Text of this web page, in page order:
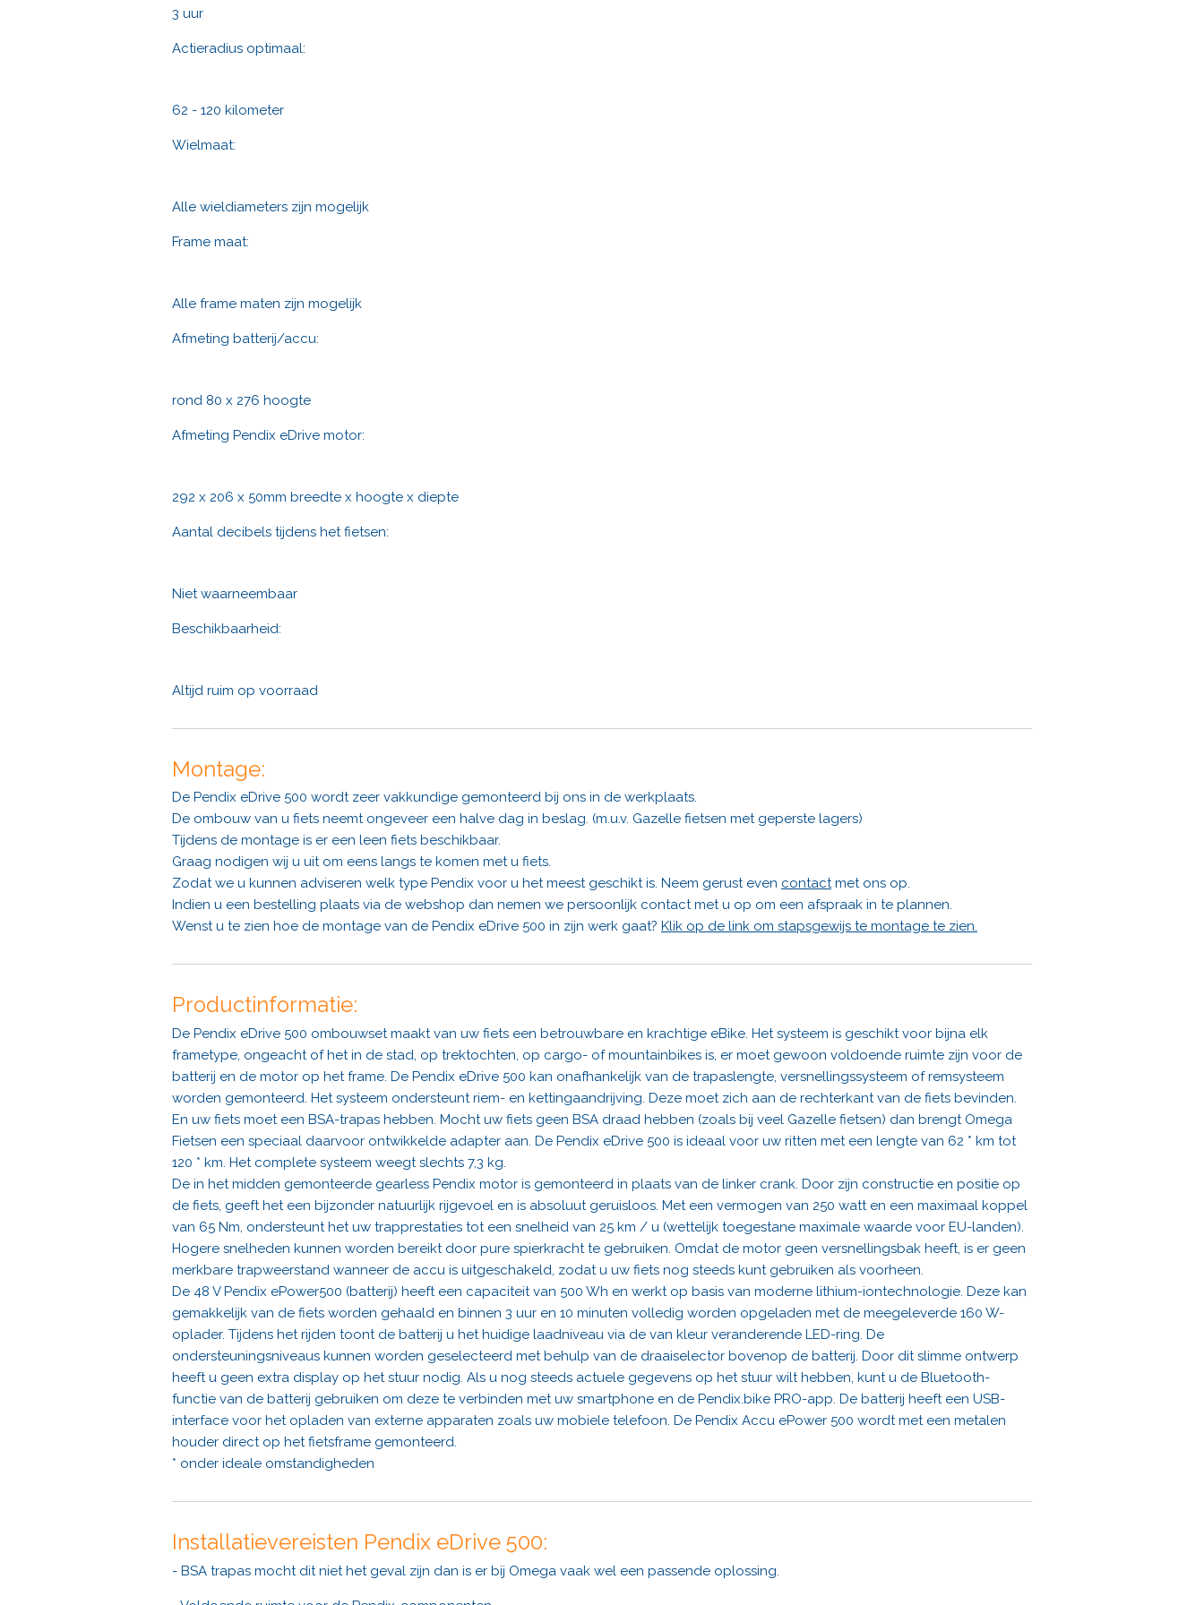
3 uur
Actieradius optimaal:
62 - 120 kilometer
Wielmaat:
Alle wieldiameters zijn mogelijk
Frame maat:
Alle frame maten zijn mogelijk
Afmeting batterij/accu:
rond 80 x 276 hoogte
Afmeting Pendix eDrive motor:
292 x 206 x 50mm breedte x hoogte x diepte
Aantal decibels tijdens het fietsen:
Niet waarneembaar
Beschikbaarheid:
Altijd ruim op voorraad
Montage:
De Pendix eDrive 500 wordt zeer vakkundige gemonteerd bij ons in de werkplaats.
De ombouw van u fiets neemt ongeveer een halve dag in beslag. (m.u.v. Gazelle fietsen met geperste lagers)
Tijdens de montage is er een leen fiets beschikbaar.
Graag nodigen wij u uit om eens langs te komen met u fiets.
Zodat we u kunnen adviseren welk type Pendix voor u het meest geschikt is. Neem gerust even contactmet ons op.
Indien u een bestelling plaats via de webshop dan nemen we persoonlijk contact met u op om een afspraak in te plannen.
Wenst u te zien hoe de montage van de Pendix eDrive 500 in zijn werk gaat? Klik op de link om stapsgewijs te montage te zien.
Productinformatie:
De Pendix eDrive 500 ombouwset maakt van uw fiets een betrouwbare en krachtige eBike. Het systeem is geschikt voor bijna elk
frametype, ongeacht of het in de stad, op trektochten, op cargo- of mountainbikes is, er moet gewoon voldoende ruimte zijn voor de
batterij en de motor op het frame. De Pendix eDrive 500 kan onafhankelijk van de trapaslengte, versnellingssysteem of remsysteem
worden gemonteerd. Het systeem ondersteunt riem- en kettingaandrijving. Deze moet zich aan de rechterkant van de fiets bevinden.
En uw fiets moet een BSA-trapas hebben. Mocht uw fiets geen BSA draad hebben (zoals bij veel Gazelle fietsen) dan brengt Omega
Fietsen een speciaal daarvoor ontwikkelde adapter aan. De Pendix eDrive 500 is ideaal voor uw ritten met een lengte van 62 * km tot
120 * km. Het complete systeem weegt slechts 7,3 kg.
De in het midden gemonteerde gearless Pendix motor is gemonteerd in plaats van de linker crank. Door zijn constructie en positie op
de fiets, geeft het een bijzonder natuurlijk rijgevoel en is absoluut geruisloos. Met een vermogen van 250 watt en een maximaal koppel
van 65 Nm, ondersteunt het uw trapprestaties tot een snelheid van 25 km / u (wettelijk toegestane maximale waarde voor EU-landen).
Hogere snelheden kunnen worden bereikt door pure spierkracht te gebruiken. Omdat de motor geen versnellingsbak heeft, is er geen
merkbare trapweerstand wanneer de accu is uitgeschakeld, zodat u uw fiets nog steeds kunt gebruiken als voorheen.
De 48 V Pendix ePower500 (batterij) heeft een capaciteit van 500 Wh en werkt op basis van moderne lithium-iontechnologie. Deze kan
gemakkelijk van de fiets worden gehaald en binnen 3 uur en 10 minuten volledig worden opgeladen met de meegeleverde 160 W-
oplader. Tijdens het rijden toont de batterij u het huidige laadniveau via de van kleur veranderende LED-ring. De
ondersteuningsniveaus kunnen worden geselecteerd met behulp van de draaiselector bovenop de batterij. Door dit slimme ontwerp
heeft u geen extra display op het stuur nodig. Als u nog steeds actuele gegevens op het stuur wilt hebben, kunt u de Bluetooth-
functie van de batterij gebruiken om deze te verbinden met uw smartphone en de Pendix.bike PRO-app. De batterij heeft een USB-
interface voor het opladen van externe apparaten zoals uw mobiele telefoon. De Pendix Accu ePower 500 wordt met een metalen
houder direct op het fietsframe gemonteerd.
* onder ideale omstandigheden
Installatievereisten Pendix eDrive 500:
- BSA trapas mocht dit niet het geval zijn dan is er bij Omega vaak wel een passende oplossing.